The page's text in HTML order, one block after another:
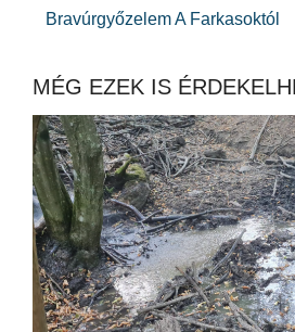
Bravúrgyőzelem A Farkasoktól
MÉG EZEK IS